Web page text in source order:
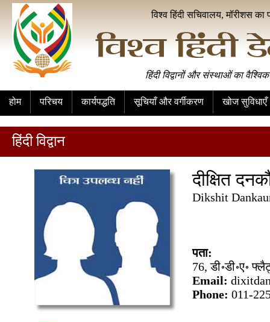
विश्व हिंदी सचिवालय, मॉरीशस का
हिंदी विद्वानों और संस्थाओं का
होम परिचय कार्यपद्धति सूचियाँ और वर्गीकरण खोज सुविधाएँ
हिंदी विद्वान
दीक्षित
Dikshit
पता:
76, डी॰डी॰ए॰
Email:
Phone: 011-